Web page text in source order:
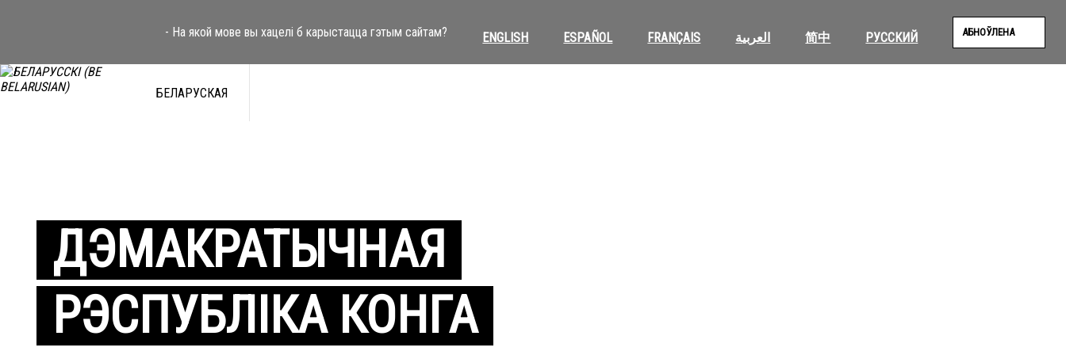
- На якой мове вы хацелі б карыстацца гэтым сайтам? ENGLISH ESPAÑOL FRANÇAIS العربية 简中 РУССКИЙ АБНОЎЛЕНА
БЕЛАРУСКАЯ
ДЭМАКРАТЫЧНАЯ
РЭСПУБЛІКА КОНГА